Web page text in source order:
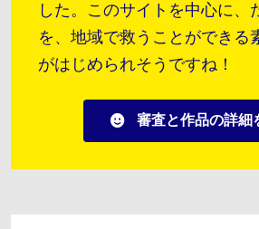
した。このサイトを中心に、
を、地域で救うことができる
がはじめられそうですね！
審査と作品の詳細